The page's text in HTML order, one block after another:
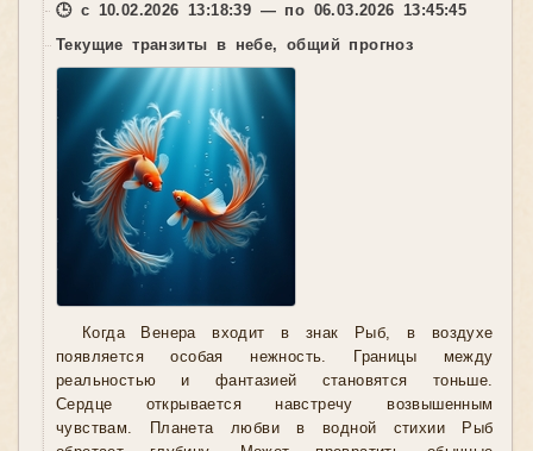
🕒 с 10.02.2026 13:18:39 — по 06.03.2026 13:45:45
Текущие транзиты в небе, общий прогноз
Когда Венера входит в знак Рыб, в воздухе
появляется особая нежность. Границы между
реальностью и фантазией становятся тоньше.
Сердце открывается навстречу возвышенным
чувствам. Планета любви в водной стихии Рыб